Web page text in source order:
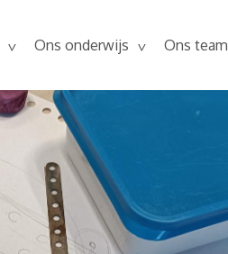
Ons onderwijs Ons team